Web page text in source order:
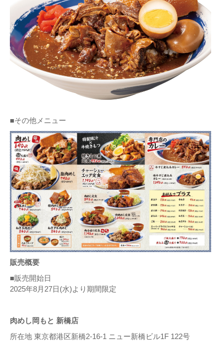
■その他メニュー
販売概要
■販売開始日
2025年8月27日(水)より期間限定
肉めし岡もと 新橋店
所在地 東京都港区新橋2-16-1 ニュー新橋ビル1F 122号